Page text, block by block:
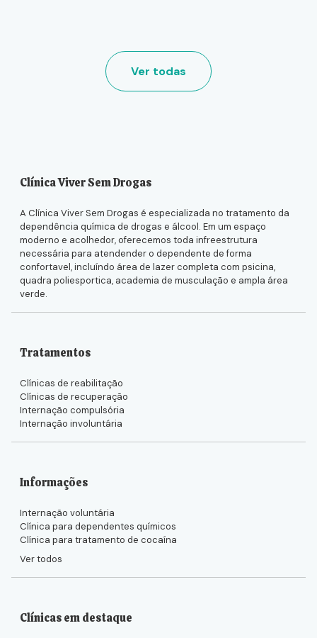
Ver todas
Clínica Viver Sem Drogas
A Clínica Viver Sem Drogas é especializada no tratamento da
dependência química de drogas e álcool. Em um espaço
moderno e acolhedor, oferecemos toda infreestrutura
necessária para atendender o dependente de forma
confortavel, incluíndo área de lazer completa com psicina,
quadra poliesportica, academia de musculação e ampla área
verde.
Tratamentos
Clínicas de reabilitação
Clínicas de recuperação
Internação compulsória
Internação involuntária
Informações
Internação voluntária
Clínica para dependentes químicos
Clínica para tratamento de cocaína
Ver todos
Clínicas em destaque